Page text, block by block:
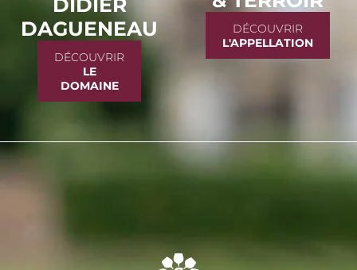
DIDIER
DAGUENEAU
DÉCOUVRIR
LE
DOMAINE
DÉCOUVRIR
L'APPELLATION